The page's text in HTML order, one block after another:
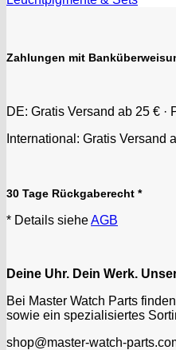
Zahlungen mit
DE: Gratis Versand ab 25 € ·
International: Gratis Versand
30 Tage Rückgaberecht *
* Details sieheAGB
Deine Uhr. Dein Werk.
Bei Master Watch Parts
sowie ein spezialisiertes
shop@master-watch-